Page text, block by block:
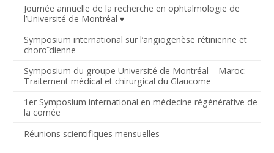
Journée annuelle de la recherche en ophtalmologie de
l’Université de Montréal
Symposium international sur l’angiogenèse rétinienne et
choroïdienne
Symposium du groupe Université de Montréal – Maroc:
Traitement médical et chirurgical du Glaucome
1er Symposium international en médecine régénérative de
la cornée
Réunions scientifiques mensuelles